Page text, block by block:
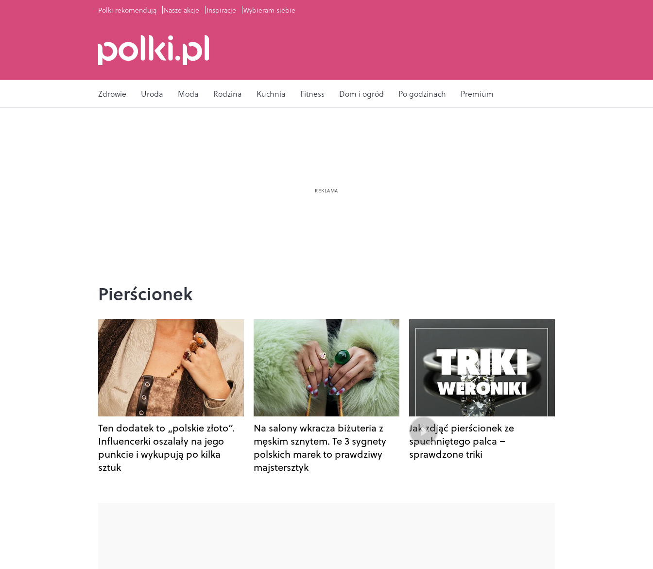
Polki rekomendują Nasze akcje Inspiracje Wybieram siebie
Zdrowie Uroda Moda Rodzina Kuchnia Fitness Dom i ogród Po godzinach Premium
Pierścionek
Ten dodatek to „polskie złoto”.
Influencerki oszalały na jego
punkcie i wykupują po kilka
sztuk
Na salony wkracza biżuteria z
męskim sznytem. Te 3 sygnety
polskich marek to prawdziwy
majstersztyk
Jak zdjąć pierścionek ze
spuchniętego palca –
sprawdzone triki